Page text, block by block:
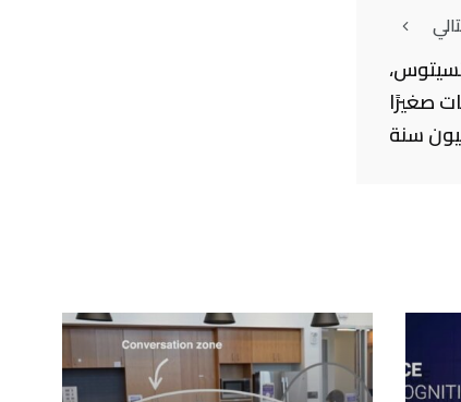
صغيرًا